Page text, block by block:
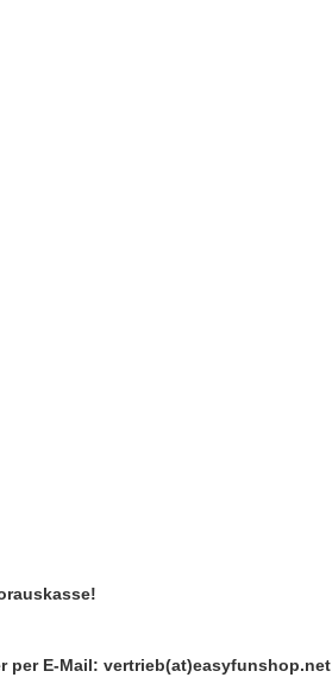
per E-Mail: vertrieb(at)easyfunshop.net